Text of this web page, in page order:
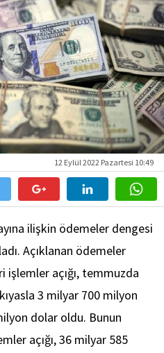
12 Eylül 2022 Pazartesi 10:49
ilişkin ödemeler dengesi
Açıklanan ödemeler
işlemler açığı, temmuzda
3 milyar 700 milyon
dolar oldu. Bunun
açığı, 36 milyar 585